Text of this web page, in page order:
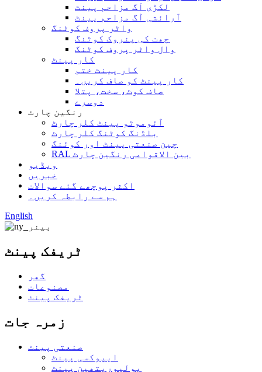
لکڑی آگ مزاحم پینٹ
آرائشی آگ مزاحم پینٹ
واٹر پروف کوٹنگ
چھت کی پنروک کوٹنگ
وال واٹر پروف کوٹنگ
کار پینٹ
کار پینٹ ختم
کار پینٹ کو صاف کریں۔
صاف کوٹ، سخت، پتلا
دوسرے
رنگین چارٹ
آٹوموٹو پینٹ کلر چارٹ
بلڈنگ کوٹنگ کلر چارٹ
چین صنعتی پینٹ اور کوٹنگ
RAL بین الاقوامی رنگین چارٹ
ویڈیو
خبریں
اکثر پوچھے گئے سوالات
ہم سے رابطہ کریں۔
English
ٹریفک پینٹ
گھر
مصنوعات
ٹریفک پینٹ
زمرہ جات
صنعتی پینٹ
ایپوکسی پینٹ
پولیوریتھین پینٹ